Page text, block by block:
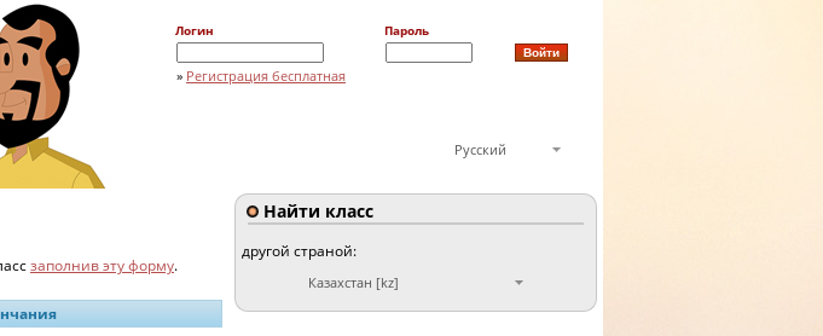
Логин Пароль
» Регистрация бесплатная
Русский
заполнив эту форму.
Найти класс
другой страной:
Казахстан [kz]